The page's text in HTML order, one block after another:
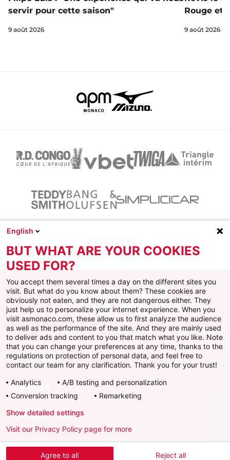
servir pour cette saison"
9 août 2026
Rouge et
9 août 2026
Facebook
X Instagram
YoutubeTikTokTwitch
AS MONACO
SERVICES
INFORMATIONS
Télécharger l'AS Monaco App
English
BUT WHAT ARE YOUR COOKIES
USED FOR?
You accept them several times a day on the different sites you
visit. But what do you know about them? These cookies are
obviously not eaten, and they are not dangerous either. They
just help us to personalize your internet experience. When you
visit asmonaco.com, these allow us to first analyze the audience
as well as the performance of the site. And they are mainly used
to deliver ads and content to you that match what you like. Note
that you can change your preferences at any time, thanks to the
regulations on protection of personal data, and feel free to
contact our team for any clarification. Thank you for your trust!
Analytics
A/B testing and personalization
Conversion tracking
Remarketing
Agree to all Reject all
Show detailed settings
Visit our Privacy Policy page for more